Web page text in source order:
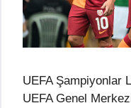
UEFA Şampiyonlar
UEFA Genel